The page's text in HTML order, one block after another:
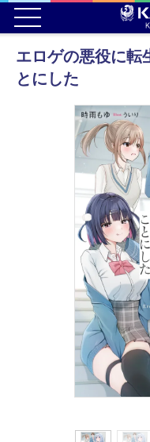
エロゲの悪役に転
とにした